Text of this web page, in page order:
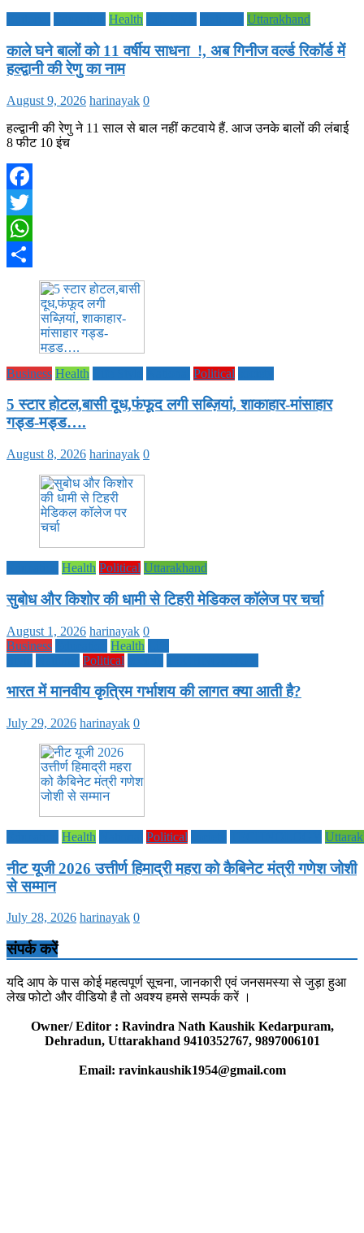
Health Uttarakhand
काले घने बालों को 11 वर्षीय साधना !, अब गिनीज वर्ल्ड रिकॉर्ड में
हल्द्वानी की रेणु का नाम
August 9, 2026 harinayak 0
हल्द्वानी की रेणु ने 11 साल से बाल नहीं कटवाये हैं. आज उनके बालों की लंबाई
8 फीट 10 इंच
Facebook
Twitter
WhatsApp
Business Health Political
5 स्टार होटल,बासी दूध,फंफूद लगी सब्ज़ियां, शाकाहार-मांसाहार
गड्ड-मड्ड….
August 8, 2026 harinayak 0
Health Political Uttarakhand
सुबोध और किशोर की धामी से टिहरी मेडिकल कॉलेज पर चर्चा
August 1, 2026 harinayak 0
Business
Health
Political
भारत में मानवीय कृत्रिम गर्भाशय की लागत क्या आती है?
July 29, 2026 harinayak 0
Health Political
नीट यूजी 2026 उत्तीर्ण हिमाद्री महरा को कैबिनेट मंत्री गणेश जोशी
से सम्मान
July 28, 2026 harinayak 0
संपर्क करें
यदि आप के पास कोई महत्वपूर्ण सूचना, जानकारी एवं जनसमस्या से जुड़ा हुआ
लेख फोटो और वीडियो है तो अवश्य हमसे सम्पर्क करें ।
Owner/ Editor : Ravindra Nath Kaushik Kedarpuram,
Dehradun, Uttarakhand 9410352767, 9897006101
Email: ravinkaushik1954@gmail.com